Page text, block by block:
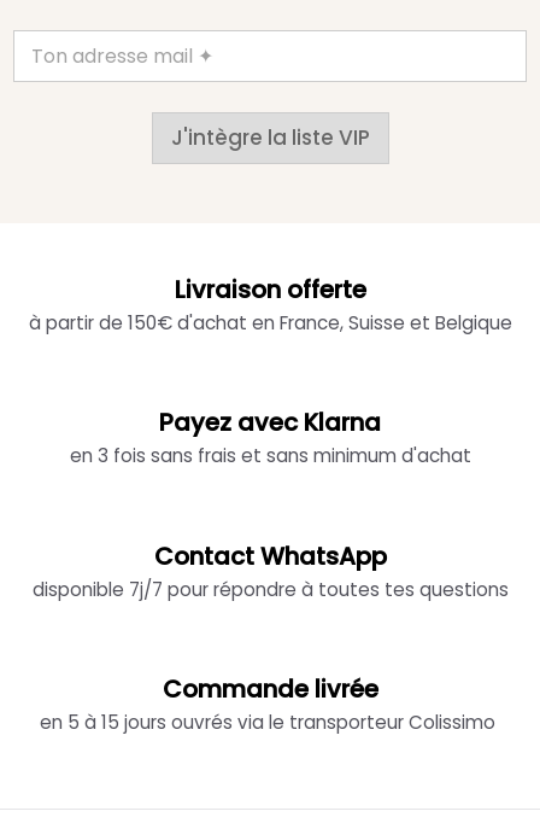
J'intègre la liste VIP
Livraison offerte
à partir de 150€ d'achat en France, Suisse et Belgique
Payez avec Klarna
en 3 fois sans frais et sans minimum d'achat
Contact WhatsApp
disponible 7j/7 pour répondre à toutes tes questions
Commande livrée
en 5 à 15 jours ouvrés via le transporteur Colissimo